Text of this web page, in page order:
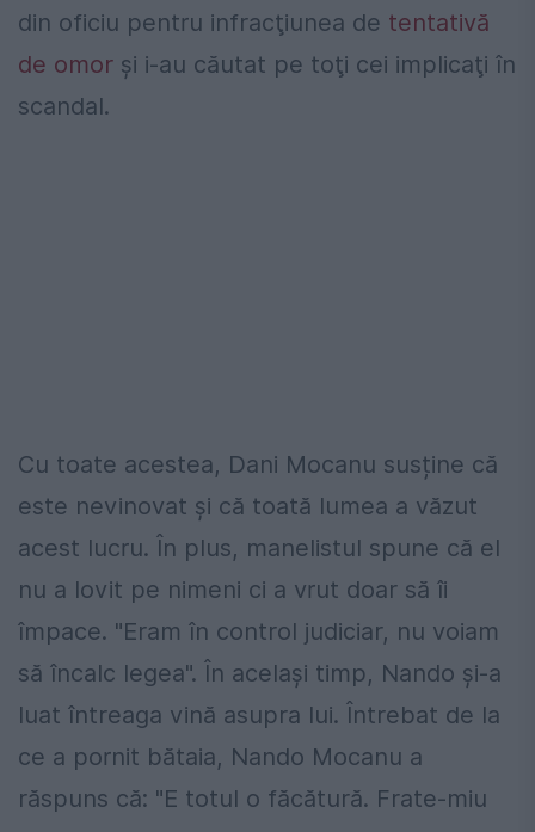
din oficiu pentru infracţiunea de tentativă
de omor şi i-au căutat pe toţi cei implicaţi în
scandal.
Cu toate acestea, Dani Mocanu susține că
este nevinovat și că toată lumea a văzut
acest lucru. În plus, manelistul spune că el
nu a lovit pe nimeni ci a vrut doar să îi
împace. "Eram în control judiciar, nu voiam
să încalc legea". În același timp, Nando și-a
luat întreaga vină asupra lui. Întrebat de la
ce a pornit bătaia, Nando Mocanu a
răspuns că: "E totul o făcătură. Frate-miu